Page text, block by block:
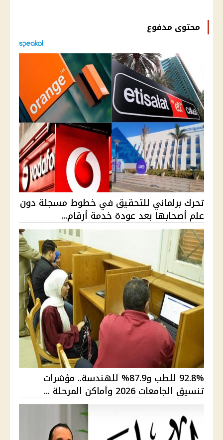
محتوى مدفوع
تحرك برلماني للتحقيق في خطوط مسجلة دون
علم أصحابها بعد عودة خدمة أرقام...
92.8% للطب و87.9% للهندسة.. مؤشرات
تنسيق الجامعات 2026 وأماكن المرحلة ...